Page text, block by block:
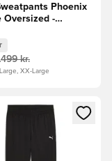
Phoenix
Oversized -
499 kr.
Large, XX-Large
dig som
en Modal til at logge